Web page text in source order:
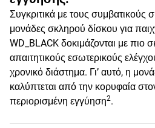
Συγκριτικά με τους συμβατικούς
μονάδες σκληρού δίσκου για
WD_BLACK δοκιμάζονται με πιο
απαιτητικούς εσωτερικούς
χρονικό διάστημα. Γι’ αυτό, η
καλύπτεται από την κορυφαία
περιορισμένη εγγύηση2.